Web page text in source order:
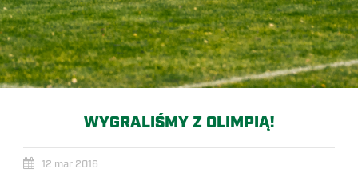
WYGRALIŚMY Z OLIMPIĄ!
12 mar 2016